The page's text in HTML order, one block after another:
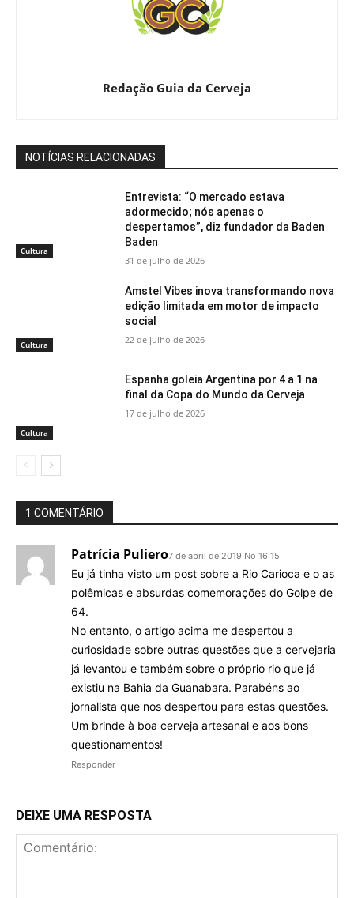
Redação Guia da Cerveja
NOTÍCIAS RELACIONADAS
Cultura
Entrevista: “O mercado estava
adormecido; nós apenas o
despertamos”, diz fundador da Baden
Baden
31 de julho de 2026
Cultura
Amstel Vibes inova transformando nova
edição limitada em motor de impacto
social
22 de julho de 2026
Cultura
Espanha goleia Argentina por 4 a 1 na
final da Copa do Mundo da Cerveja
17 de julho de 2026
1 COMENTÁRIO
Patrícia Puliero7 de abril de 2019 No 16:15
Eu já tinha visto um post sobre a Rio Carioca e o as
polêmicas e absurdas comemorações do Golpe de
64.
No entanto, o artigo acima me despertou a
curiosidade sobre outras questões que a cervejaria
já levantou e também sobre o próprio rio que já
existiu na Bahia da Guanabara. Parabéns ao
jornalista que nos despertou para estas questões.
Um brinde à boa cerveja artesanal e aos bons
questionamentos!
Responder
DEIXE UMA RESPOSTA